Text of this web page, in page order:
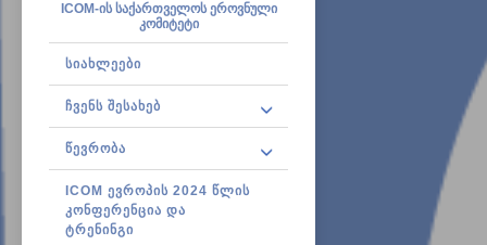
ICOM-ის საქართველოს ეროვნული
კომიტეტი
ᲡᲘᲐᲮᲚᲔᲔᲑᲘ
ᲩᲕᲔᲜᲡ ᲨᲔᲡᲐᲮᲔᲑ
ᲬᲔᲕᲠᲝᲑᲐ
ICOM ᲔᲕᲠᲝᲞᲘᲡ 2024 ᲬᲚᲘᲡ
ᲙᲝᲜᲤᲔᲠᲔᲜᲪᲘᲐ ᲓᲐ
ᲢᲠᲔᲜᲘᲜᲒᲘ